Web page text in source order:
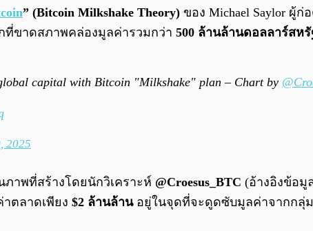
” (Bitcoin Milkshake Theory) ของ Michael Saylor ผู้ก่
ขาดสภาพคล่องมูลค่ารวมกว่า 500 ล้านล้านดอลลาร์สหรั
capital with Bitcoin "Milkshake" plan – Chart by
2025
าพที่สร้างโดยนักวิเคราะห์ @Croesus_BTC (อ้างอิงข้อมู
ตลาดเพียง $2 ล้านล้านอยู่ในจุดที่จะดูดซับมูลค่าจากกลุ่